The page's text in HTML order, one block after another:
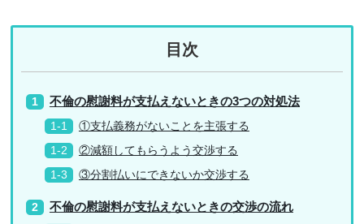
目次
不倫の慰謝料が支払えないときの3つの対処法
①支払義務がないことを主張する
②減額してもらうよう交渉する
③分割払いにできないか交渉する
不倫の慰謝料が支払えないときの交渉の流れ